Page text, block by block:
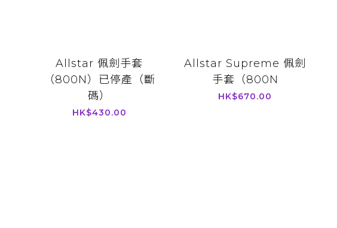
Allstar 佩劍手套
（800N）已停產（斷
碼）
HK$430.00
Allstar Supreme 佩劍
手套（800N
HK$670.00